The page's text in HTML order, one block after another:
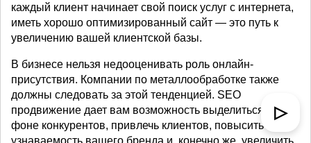
каждый клиент начинает свой поиск услуг с интернета,
иметь хорошо оптимизированный сайт — это путь к
увеличению вашей клиентской базы.
В бизнесе нельзя недооценивать роль онлайн-
присутствия. Компании по металлообработке также
должны следовать за этой тенденцией. SEO
продвижение дает вам возможность выделиться на
фоне конкурентов, привлечь клиентов, повысить
узнаваемость вашего бренда и, конечно же, увеличить
▷